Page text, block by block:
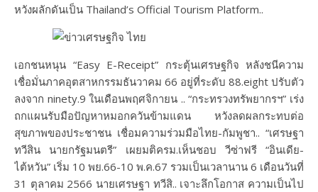
หวังผลักดันเป็น Thailand’s Official Tourism Platform..
เอกชนหนุน “Easy E-Receipt” กระตุ้นเศรษฐกิจ หลังชนีความ
เชื่อมั่นภาคอุตสาหกรรมธันวาคม 66 อยู่ที่ระดับ 88.eight ปรับตัว
ลงจาก ninety.9 ในเดือนพฤศจิกายน .. “กระทรวงทรัพยากรฯ” เร่ง
ถกแผนรับมือปัญหาหมอกควันข้ามแดน หวังลดผลกระทบต่อ
สุขภาพของประชาชน เชื่อมความร่วมมือไทย-กัมพูชา.. “เศรษฐา
ทวีสิน นายกรัฐมนตรี” เผยมติครม.เห็นชอบ วีซ่าฟรี “อินเดีย-
ไต้หวัน” เริ่ม 10 พย.66-10 พ.ค.67 รวมเป็นเวลานาน 6 เดือนวันที่
31 ตุลาคม 2566 นายเศรษฐา ทวีสิ.. เจาะลึกโอกาส ความเป็นไป